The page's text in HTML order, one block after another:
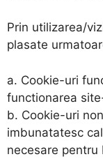
Prin utilizarea/
plasate
a. Cookie-uri
functionarea
b. Cookie-uri
imbunatatesc
necesare